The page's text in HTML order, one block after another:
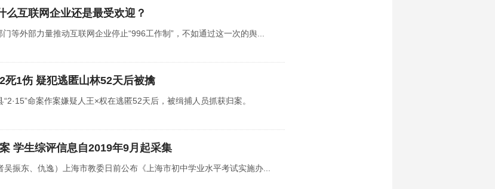
么互联网企业还是最受欢迎？
等外部力量推动互联网企业停止“996工作制”，不如通过这一次的舆...
死1伤 疑犯逃匿山林52天后被擒
命案作案嫌疑人王×权在逃匿52天后，被缉捕人员抓获归案。
学生综评信息自2019年9月起采集
振东、仇逸）上海市教委日前公布《上海市初中学业水平考试实施办...